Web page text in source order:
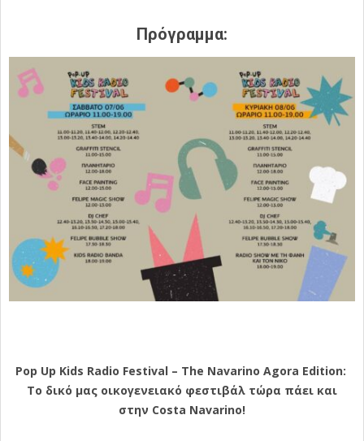
Πρόγραμμα:
Pop Up Kids Radio Festival – Τhe Navarino Agora Edition:
Το δικό μας οικογενειακό φεστιβάλ τώρα πάει και
στην Costa Navarino!